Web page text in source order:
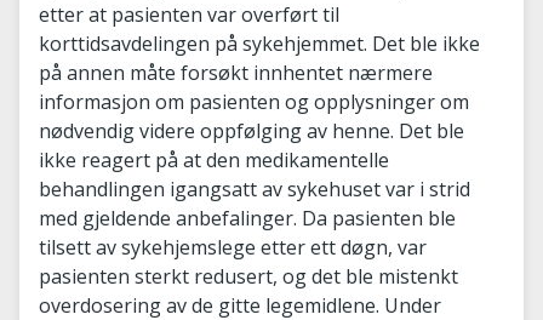
etter at pasienten var overført til
korttidsavdelingen på sykehjemmet. Det ble ikke
på annen måte forsøkt innhentet nærmere
informasjon om pasienten og opplysninger om
nødvendig videre oppfølging av henne. Det ble
ikke reagert på at den medikamentelle
behandlingen igangsatt av sykehuset var i strid
med gjeldende anbefalinger. Da pasienten ble
tilsett av sykehjemslege etter ett døgn, var
pasienten sterkt redusert, og det ble mistenkt
overdosering av de gitte legemidlene. Under